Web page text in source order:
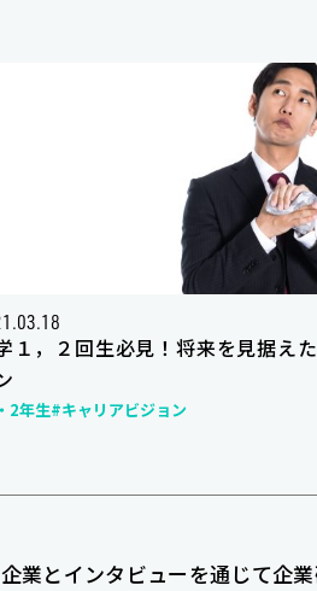
１，２回生必見！将来を見据え
2年生#キャリアビジョン
業とインタビューを通じて企